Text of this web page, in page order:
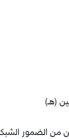
(هـ)
من الضمور